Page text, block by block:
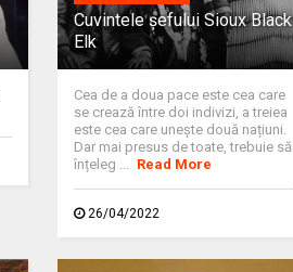
Cuvintele şefului Sioux Black
Elk
Cea de a doua pace este cea care
se crează între doi indivizi, a treiea
este cea care uneşte două națiuni.
Dar mai presus de toate, trebuie să
înțeleg ... Read More
26/04/2022